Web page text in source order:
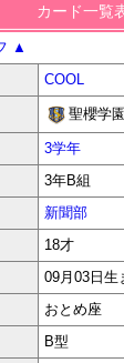
カード一覧
▲
COOL
聖櫻学園
3学年
3年B組
新聞部
18才
09月03日生
おとめ座
B型